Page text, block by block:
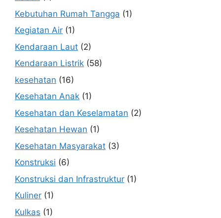
Kebutuhan Rumah Tangga (1)
Kegiatan Air (1)
Kendaraan Laut (2)
Kendaraan Listrik (58)
kesehatan (16)
Kesehatan Anak (1)
Kesehatan dan Keselamatan (2)
Kesehatan Hewan (1)
Kesehatan Masyarakat (3)
Konstruksi (6)
Konstruksi dan Infrastruktur (1)
Kuliner (1)
Kulkas (1)